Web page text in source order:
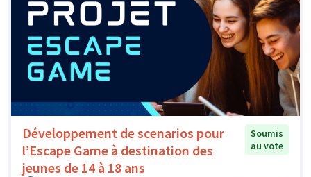
Développement de scenarios pour
l’Escape Game à destination des
jeunes de 14 à 18 ans
Soumis
au vote